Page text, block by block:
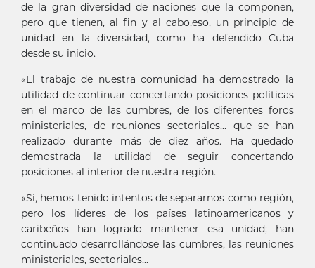
de la gran diversidad de naciones que la componen,
pero que tienen, al fin y al cabo,eso, un principio de
unidad en la diversidad, como ha defendido Cuba
desde su inicio.
«El trabajo de nuestra comunidad ha demostrado la
utilidad de continuar concertando posiciones políticas
en el marco de las cumbres, de los diferentes foros
ministeriales, de reuniones sectoriales... que se han
realizado durante más de diez años. Ha quedado
demostrada la utilidad de seguir concertando
posiciones al interior de nuestra región.
«Sí, hemos tenido intentos de separarnos como región,
pero los líderes de los países latinoamericanos y
caribeños han logrado mantener esa unidad; han
continuado desarrollándose las cumbres, las reuniones
ministeriales, sectoriales...